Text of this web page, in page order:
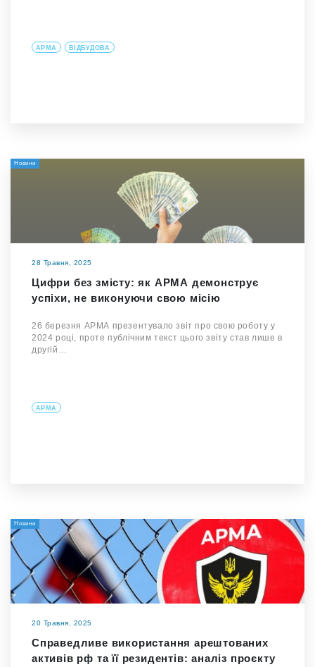
АРМА ВІДБУДОВА
Новини
28 Травня, 2025
Цифри без змісту: як АРМА демонструє
успіхи, не виконуючи свою місію
26 березня АРМА презентувало звіт про свою роботу у
2024 році, проте публічним текст цього звіту став лише в
другій…
АРМА
Новини
20 Травня, 2025
Справедливе використання арештованих
активів рф та її резидентів: аналіз проєкту